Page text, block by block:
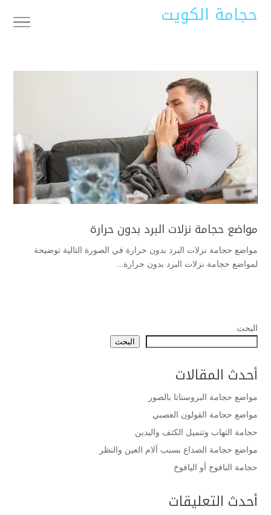
حجامة الكويت
مواضع حجامة نزلات البرد بدون حرارة
مواضع حجامة نزلات البرد بدون حرارة في الصورة التالية توضيحة
لمواضع حجامة نزلات البرد بدون حرارة...
البحث
البحث
أحدث المقالات
مواضع حجامة البروستاتا بالصور
مواضع حجامة القولون العصبي
حجامة التهاب وتنميل الكتف واليدين
مواضع حجامة الصداع بسبب آلام العين والنظر
حجامة النافوخ أو اليافوخ
أحدث التعليقات